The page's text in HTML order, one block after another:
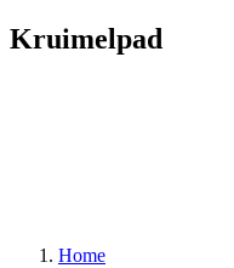
Kruimelpad
Home